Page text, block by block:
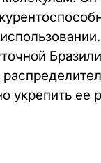
укрепить ее